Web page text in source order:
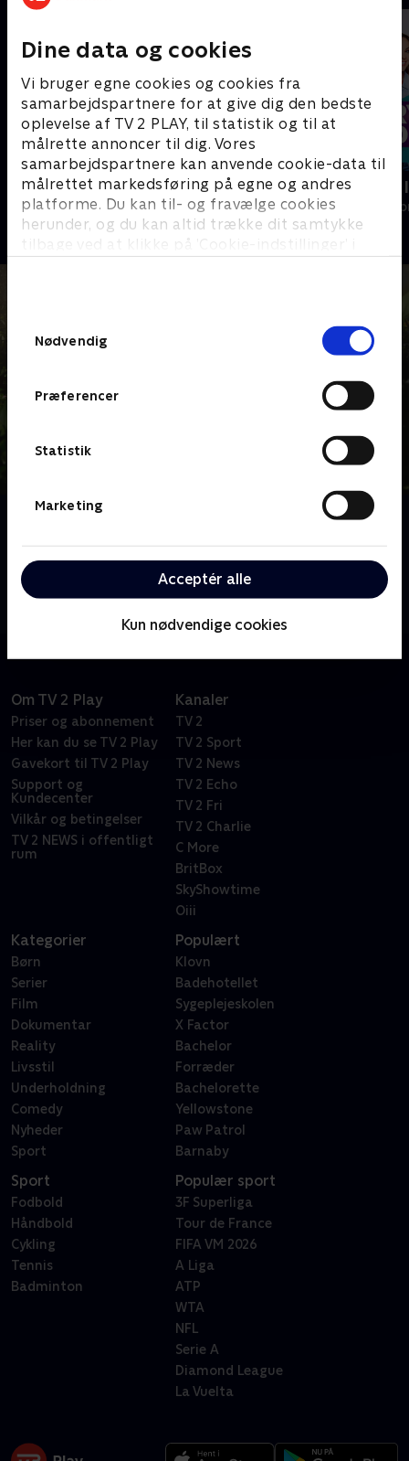
Dine data og cookies
Vi bruger egne cookies og cookies fra
samarbejdspartnere for at give dig den bedste
oplevelse af TV 2 PLAY, til statistik og til at
målrette annoncer til dig. Vores
samarbejdspartnere kan anvende cookie-data til
målrettet markedsføring på egne og andres
platforme. Du kan til- og fravælge cookies
herunder, og du kan altid trække dit samtykke
tilbage ved at klikke på ’Cookie-indstillinger’ i
Nødvendig
Præferencer
Statistik
Marketing
Acceptér alle
Kun nødvendige cookies
Franske drømmeslotte
Livsstil • 6 sæsoner
Ryd op i dit
Livsstil • 6
engang katten vil lege i, og man ikke selv ejer de
grønneste fingre? Man tilkalder haveguru Alan
Om TV 2 Play
Priser og abonnement
Her kan du se TV 2 Play
Gavekort til TV 2 Play
Support og
Kundecenter
Vilkår og betingelser
TV 2 NEWS i offentligt
rum
Kanaler
TV 2
TV 2 Sport
TV 2 News
TV 2 Echo
TV 2 Fri
TV 2 Charlie
C More
BritBox
SkyShowtime
Oiii
Kategorier
Børn
Serier
Film
Dokumentar
Reality
Livsstil
Underholdning
Comedy
Nyheder
Sport
Populært
Klovn
Badehotellet
Sygeplejeskolen
X Factor
Bachelor
Forræder
Bachelorette
Yellowstone
Paw Patrol
Barnaby
Sport
Fodbold
Håndbold
Cykling
Tennis
Badminton
Populær sport
3F Superliga
Tour de France
FIFA VM 2026
A Liga
ATP
WTA
NFL
Serie A
Diamond League
La Vuelta